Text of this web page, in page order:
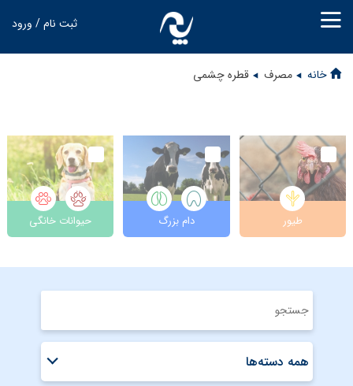
ثبت نام / ورود
خانه مصرف قطره چشمی
طیور دام بزرگ حیوانات خانگی
همه دسته‌ها